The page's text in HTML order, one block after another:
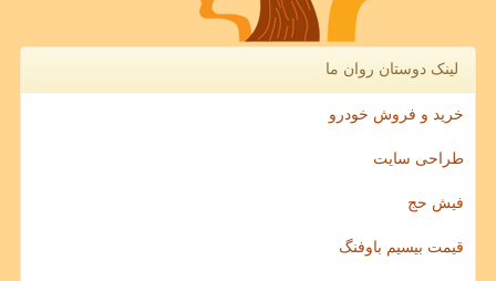
لینک دوستان روان ما
خرید و فروش خودرو
طراحی سایت
فیش حج
قیمت بیسیم باوفنگ